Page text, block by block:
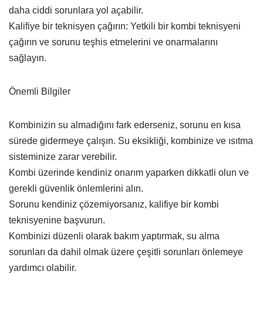
daha ciddi sorunlara yol açabilir.
Kalifiye bir teknisyen çağırın: Yetkili bir kombi teknisyeni
çağırın ve sorunu teşhis etmelerini ve onarmalarını
sağlayın.
Önemli Bilgiler
Kombinizin su almadığını fark ederseniz, sorunu en kısa
sürede gidermeye çalışın. Su eksikliği, kombinize ve ısıtma
sisteminize zarar verebilir.
Kombi üzerinde kendiniz onarım yaparken dikkatli olun ve
gerekli güvenlik önlemlerini alın.
Sorunu kendiniz çözemiyorsanız, kalifiye bir kombi
teknisyenine başvurun.
Kombinizi düzenli olarak bakım yaptırmak, su alma
sorunları da dahil olmak üzere çeşitli sorunları önlemeye
yardımcı olabilir.